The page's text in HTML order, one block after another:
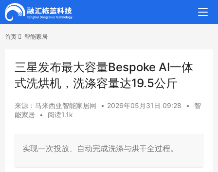
首页 智能家居
三星发布最大容量Bespoke AI一体
式洗烘机，洗涤容量达19.5公斤
来源：马来西亚智能家居网 • 2026年05月31日 09:28 •
智
能家居
• 阅读1.1k
实现一次投放、自动完成洗涤与烘干全过程。